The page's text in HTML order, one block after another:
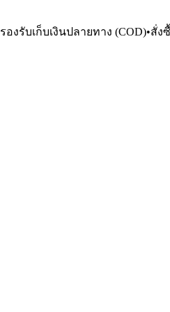
รองรับเก็บเงินปลายทาง (COD)•สั่ง